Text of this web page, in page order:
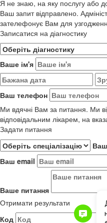
Я не знаю, на яку послугу або
Ваш запит відправлено.
зателефонує Вам для
Записатися на діагностику
Ваше ім'я
Ваш телефон
Ми вдячні Вам за питання. Ми
відповідальним лікарем, на
Задати питання
Ваш email
Ваше питання
Отримати результати
Код